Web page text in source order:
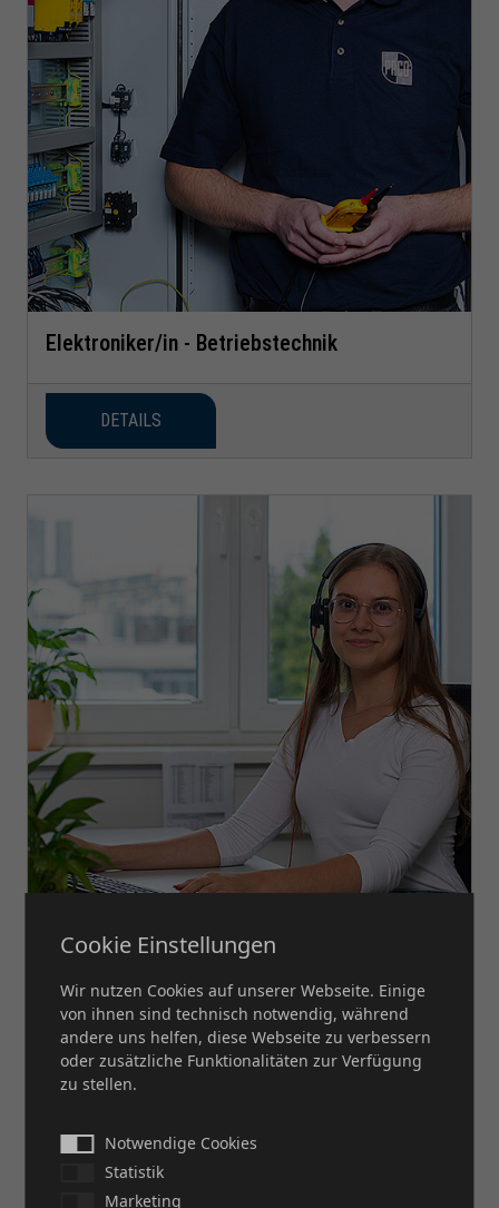
Elektroniker/in - Betriebstechnik
DETAILS
Industriekaufmann/-frau
DETAILS
Cookie Einstellungen
Wir nutzen Cookies auf unserer Webseite. Einige
von ihnen sind technisch notwendig, während
andere uns helfen, diese Webseite zu verbessern
oder zusätzliche Funktionalitäten zur Verfügung
zu stellen.
Notwendige Cookies
Statistik
Marketing